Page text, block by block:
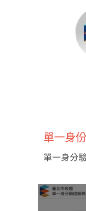
單一身
單一身分